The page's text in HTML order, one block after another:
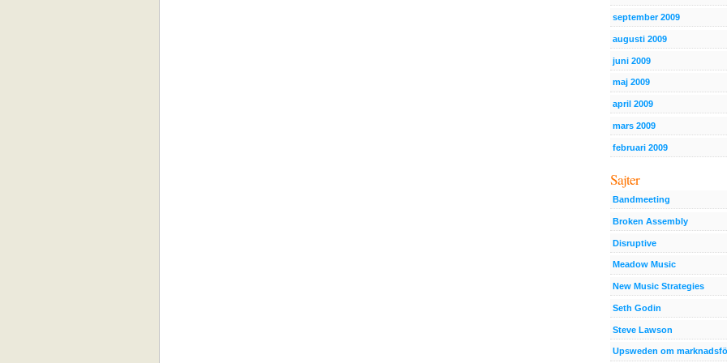
september 2009
augusti 2009
juni 2009
maj 2009
april 2009
mars 2009
februari 2009
Sajter
Bandmeeting
Broken Assembly
Disruptive
Meadow Music
New Music Strategies
Seth Godin
Steve Lawson
Upsweden om